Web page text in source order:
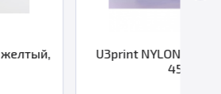
U3print NYLON 6C M4, 1.75 мм,